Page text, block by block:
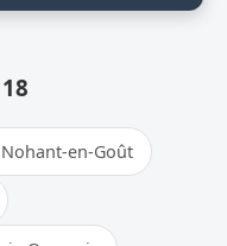
en-Goût